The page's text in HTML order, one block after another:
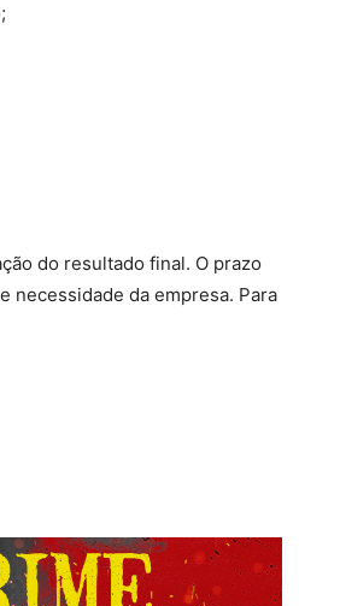
do resultado final. O prazo
necessidade da empresa. Para